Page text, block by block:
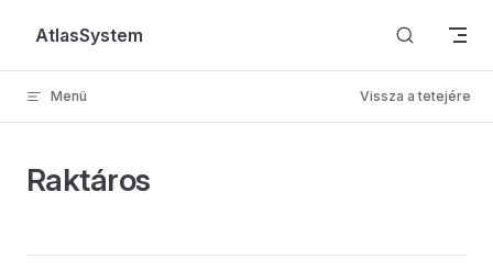
Skip to content
AtlasSystem
Menü Vissza a tetejére
Raktáros